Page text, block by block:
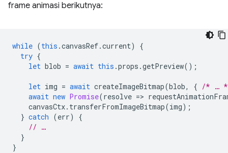
frame animasi berikutnya:
while (this .canvasRef.current)
{
try {
let blob = await this .props .getPreview();
let img = await createImageBitmap(blob, { /* …
await new Promise(resolve =>
canvasCtx. transferFromImageBitmap(img);
} catch (err)
{
// …
}
}